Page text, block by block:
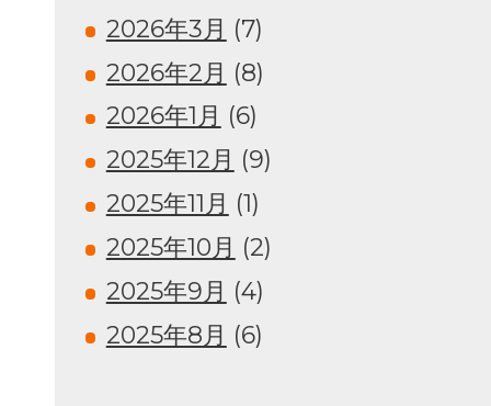
2026年3月 (7)
2026年2月 (8)
2026年1月 (6)
2025年12月 (9)
2025年11月 (1)
2025年10月 (2)
2025年9月 (4)
2025年8月 (6)